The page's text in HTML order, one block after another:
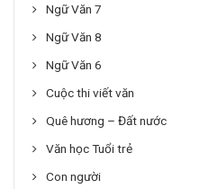
Ngữ Văn 7
Ngữ Văn 8
Ngữ Văn 6
Cuộc thi viết văn
Quê hương – Đất nước
Văn học Tuổi trẻ
Con người